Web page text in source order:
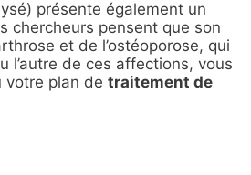
présente également un
chercheurs pensent que son
et de l’ostéoporose, qui
l’autre de ces affections, vous
votre plan de traitement de